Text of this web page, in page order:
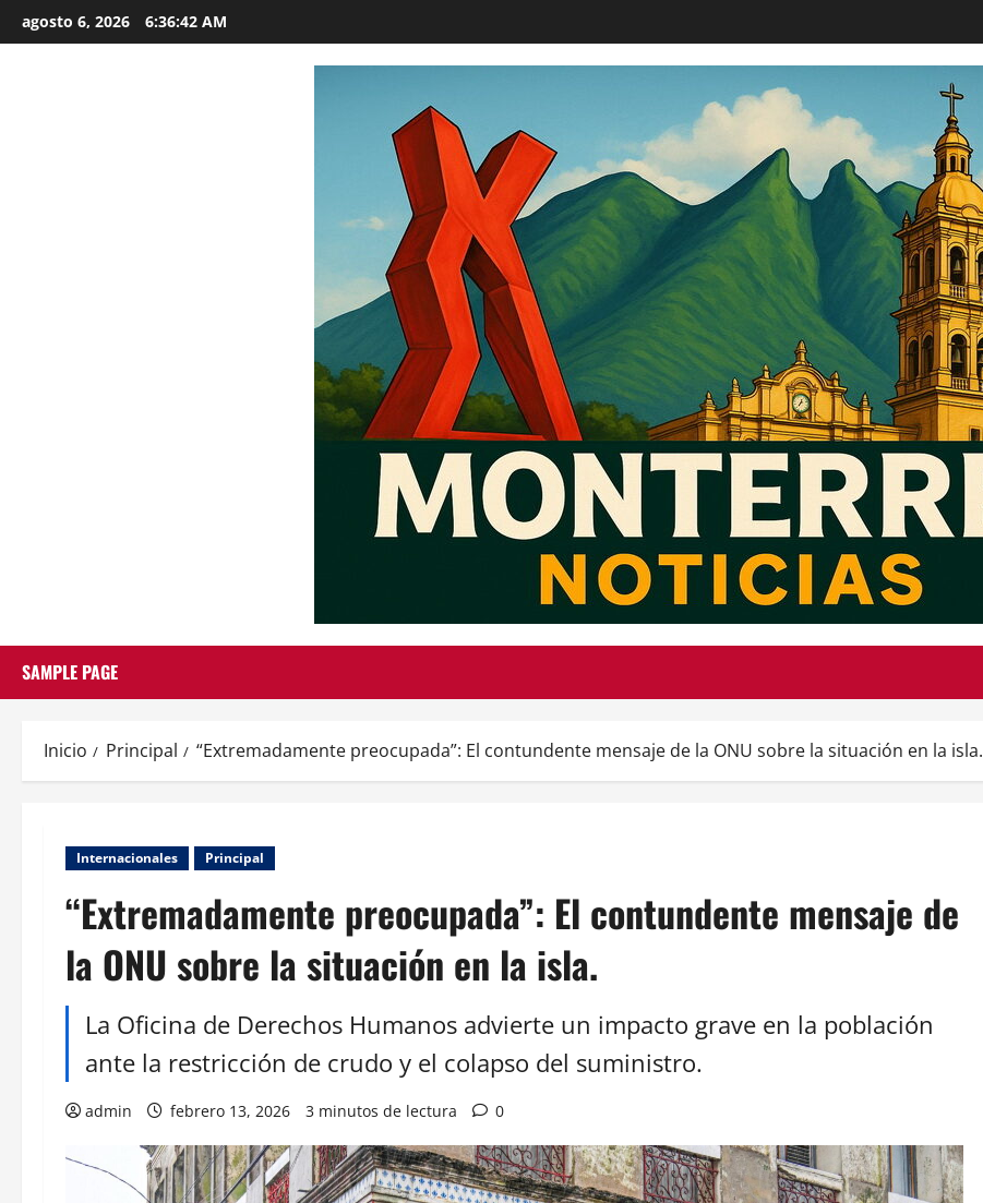
al
agosto 6, 2026 6:36:43 AM
SAMPLE PAGE
Inicio Principal “Extremadamente preocupada”: El contundente mensaje de la ONU sobre la situación en la isla.
Internacionales Principal
“Extremadamente preocupada”: El contundente mensaje de
la ONU sobre la situación en la isla.
La Oficina de Derechos Humanos advierte un impacto grave en la población
ante la restricción de crudo y el colapso del suministro.
admin febrero 13, 2026 3 minutos de lectura 0